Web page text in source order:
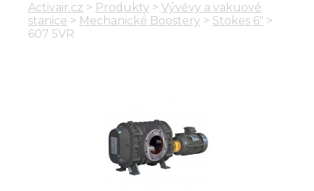
Activair.cz > Produkty > Vývěvy a vakuové
stanice > Mechanické Boostery > Stokes 6" >
607 5VR